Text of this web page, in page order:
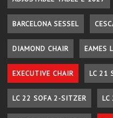
BARCELONA SESSEL
DIAMOND CHAIR EAMES
EXECUTIVE CHAIR LC 21
LC 22 SOFA 2-SITZER LC